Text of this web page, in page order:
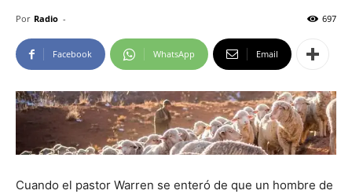
Por Radio - 697
Facebook WhatsApp Email
Cuando el pastor Warren se enteró de que un hombre de